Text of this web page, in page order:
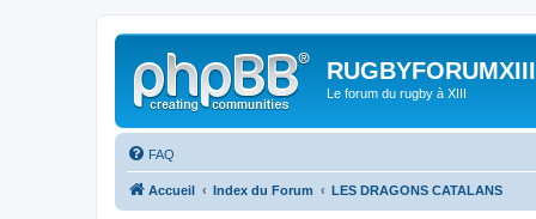
RUGBYFORUMXIII
Le forum du rugby à XIII
FAQ
Accueil Index du Forum LES DRAGONS CATALANS